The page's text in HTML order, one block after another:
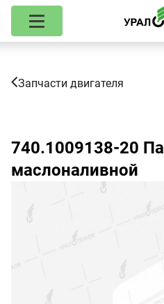
Запчасти двигателя
740.1009138-20
маслоналивной